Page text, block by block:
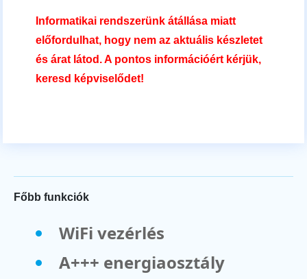
Informatikai rendszerünk átállása miatt
előfordulhat, hogy nem az aktuális készletet
és árat látod. A pontos információért kérjük,
keresd képviselődet!
Főbb funkciók
WiFi vezérlés
A+++ energiaosztály